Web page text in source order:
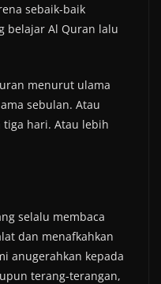
sebaik-baik
belajar Al Quran lalu
menurut ulama
sebulan. Atau
tiga hari. Atau lebih
selalu membaca
dan menafkahkan
anugerahkan kepada
terang-terangan,